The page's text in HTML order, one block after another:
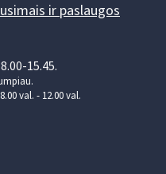
ir paslaugos
15.45.
val. - 12.00 val.